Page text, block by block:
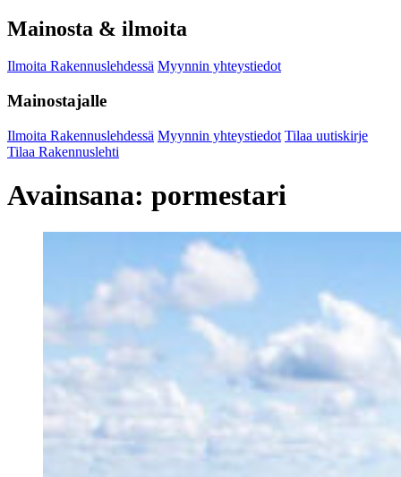
Mainosta & ilmoita
Ilmoita Rakennuslehdessä Myynnin yhteystiedot
Mainostajalle
Ilmoita Rakennuslehdessä Myynnin yhteystiedot Tilaa uutiskirje
Tilaa Rakennuslehti
Avainsana: pormestari